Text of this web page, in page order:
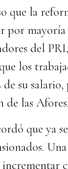
que la
por
del
los
de su
de las Afores.
que ya